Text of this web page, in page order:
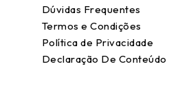
Dúvidas Frequentes
Termos e Condições
Política de Privacidade
Declaração De Conteúdo